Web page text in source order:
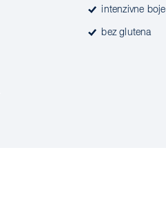
intenzivne boje
bez glutena